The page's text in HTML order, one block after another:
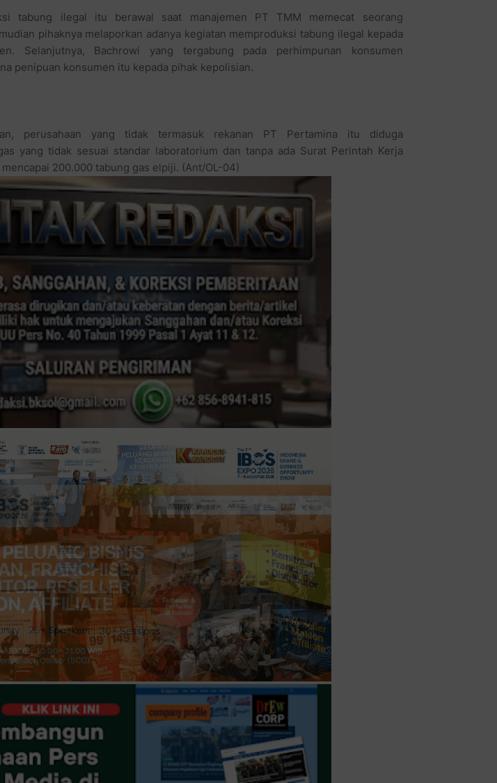
pihaknya melaporkan adanya kegiatan memproduksi tabung ilegal kepada
Selanjutnya, Bachrowi yang tergabung pada perhimpunan konsumen
penipuan konsumen itu kepada pihak kepolisian.
yang tidak sesuai standar laboratorium dan tanpa ada Surat Perintah Kerja
200.000 tabung gas elpiji. (Ant/OL-04)